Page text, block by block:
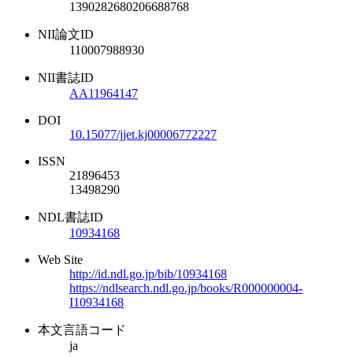
1390282680206688768
NII論文ID
110007988930
NII書誌ID
AA11964147
DOI
10.15077/jjet.kj00006772227
ISSN
21896453
13498290
NDL書誌ID
10934168
Web Site
http://id.ndl.go.jp/bib/10934168
https://ndlsearch.ndl.go.jp/books/R000000004-
I10934168
本文言語コード
ja